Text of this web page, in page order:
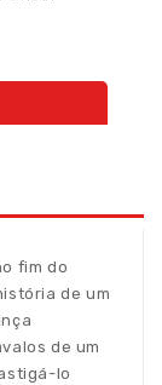
fim do
de um
de um
lo